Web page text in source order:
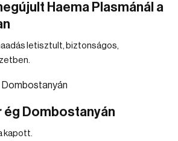
Haema Plasmánál a
letisztult, biztonságos,
ég Dombostanyán
kapott.